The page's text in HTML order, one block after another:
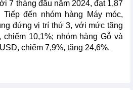
7 tháng đầu năm 2024, đạt 1,87
Tiếp đến nhóm hàng Máy móc,
đứng vị trí thứ 3, với mức tăng
chiếm 10,1%; nhóm hàng Gỗ và
chiếm 7,9%, tăng 24,6%.